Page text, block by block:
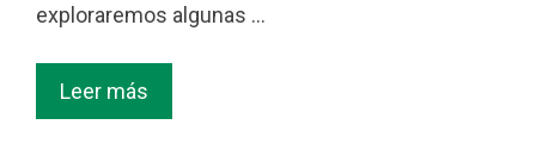
exploraremos algunas …
Leer más